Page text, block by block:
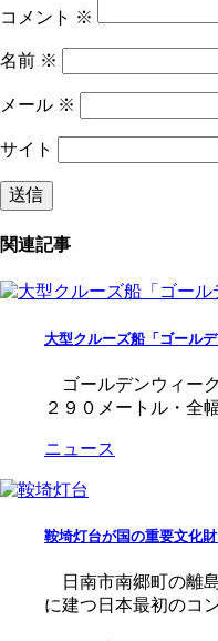
コメント ※
名前 ※
メール ※
サイト
関連記事
大型クルーズ船「ゴール
ゴールデンウィー
２９０メートル・全
ニュース
鞍埼灯台が国の重要文化
日南市南郷町の離
に建つ日本最初のコ